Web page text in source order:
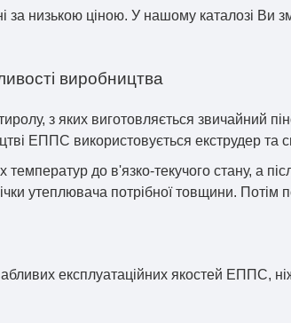
низькою ціною. У нашому каталозі Ви
виробництва
з яких виготовляється звичайний
ЕППС використовується екструдер та
температур до в'язко-текучого стану, а
утеплювача потрібної товщини.
експлуатаційних якостей ЕППС,